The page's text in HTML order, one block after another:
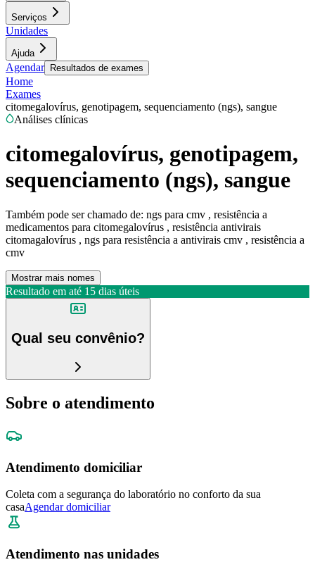
Serviços
Unidades
Ajuda
Agendar Resultados de exames
Home
Exames
citomegalovírus, genotipagem, sequenciamento (ngs), sangue
Análises clínicas
citomegalovírus, genotipagem,
sequenciamento (ngs), sangue
Também pode ser chamado de: ngs para cmv , resistência a
medicamentos para citomegalovírus , resistência antivirais
citomagalovírus , ngs para resistência a antivirais cmv , resistência a
cmv
Mostrar mais nomes
Resultado em até 15 dias úteis
Qual seu convênio?
Sobre o atendimento
Atendimento domiciliar
Coleta com a segurança do laboratório no conforto da sua
casaAgendar domiciliar
Atendimento nas unidades